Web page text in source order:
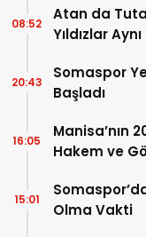
Atan da
Yıldızlar
08:52
Somaspor
Başladı
20:43
Manisa’nın
Hakem ve
16:05
Olma Vakti
15:01